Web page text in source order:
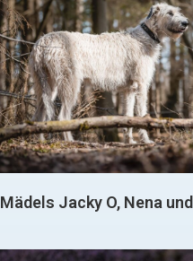
Jacky O, Nena